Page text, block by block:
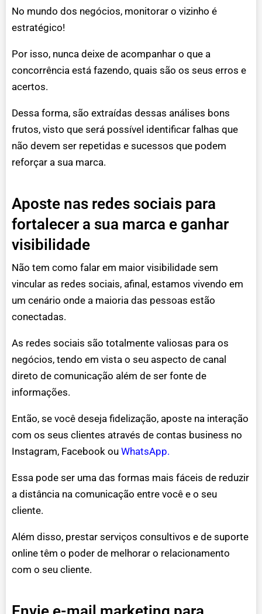
No mundo dos negócios, monitorar o vizinho é
estratégico!
Por isso, nunca deixe de acompanhar o que a
concorrência está fazendo, quais são os seus erros e
acertos.
Dessa forma, são extraídas dessas análises bons
frutos, visto que será possível identificar falhas que
não devem ser repetidas e sucessos que podem
reforçar a sua marca.
Aposte nas redes sociais para
fortalecer a sua marca e ganhar
visibilidade
Não tem como falar em maior visibilidade sem
vincular as redes sociais, afinal, estamos vivendo em
um cenário onde a maioria das pessoas estão
conectadas.
As redes sociais são totalmente valiosas para os
negócios, tendo em vista o seu aspecto de canal
direto de comunicação além de ser fonte de
informações.
Então, se você deseja fidelização, aposte na interação
com os seus clientes através de contas business no
Instagram, Facebook ou WhatsApp.
Essa pode ser uma das formas mais fáceis de reduzir
a distância na comunicação entre você e o seu
cliente.
Além disso, prestar serviços consultivos e de suporte
online têm o poder de melhorar o relacionamento
com o seu cliente.